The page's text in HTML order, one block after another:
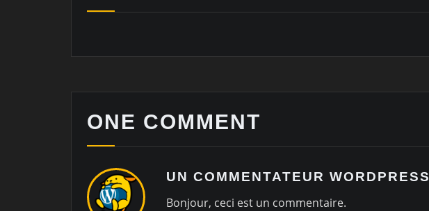
ONE COMMENT
UN COMMENTATEUR WORDPRESS
Bonjour, ceci est un commentaire.